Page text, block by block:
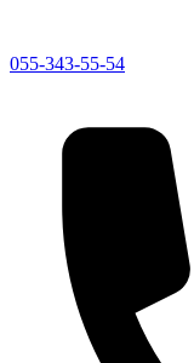
055-343-55-54